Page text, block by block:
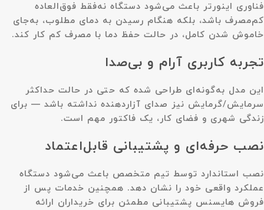
فناوری اینورتر باعث می‌شود دستگاه نه‌فقط فوق‌العاده
کم‌مصرف باشد، بلکه هنگام رسیدن به دمای مطلوب، به‌جای
خاموش شدن کامل، در حالت حفظ دما با مصرف کم کار کند.
تجربه کاربری آرام و بی‌صدا
این مدل به‌گونه‌ای طراحی شده که حتی در حالت حداکثر
سرمایش/گرمایش نیز صدای آزاردهنده نداشته باشد — برای
زندگی شهری و فضای کار، یک فاکتور مهم است.
نصب حرفه‌ای و پشتیبانی قابل‌اعتماد
نصب استاندارد توسط تیم متخصص باعث می‌شود دستگاه
عملکرد واقعی خود را نشان دهد. همچنین خدمات پس از
فروش هایسنس پشتیبانی مطمئن برای خریداران ارائه